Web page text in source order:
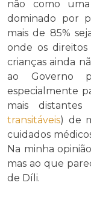
não como
dominado por
mais de 85%
onde os direitos
crianças ainda
ao Governo
especialmente
mais
transitáveis) de
cuidados
Na minha
mas ao que
de Díli.